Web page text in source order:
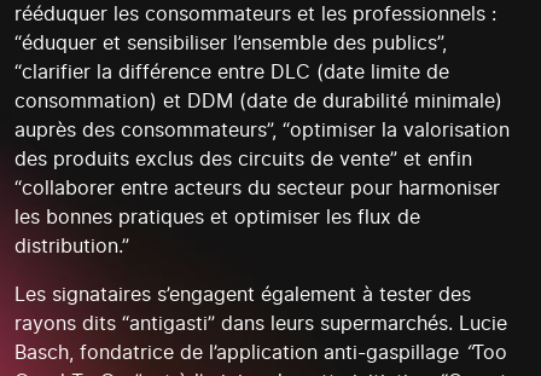
rééduquer les consommateurs et les professionnels :
“éduquer et sensibiliser l’ensemble des publics”,
“clarifier la différence entre DLC (date limite de
consommation) et DDM (date de durabilité minimale)
auprès des consommateurs”, “optimiser la valorisation
des produits exclus des circuits de vente” et enfin
“collaborer entre acteurs du secteur pour harmoniser
les bonnes pratiques et optimiser les flux de
distribution.”
Les signataires s’engagent également à tester des
rayons dits “antigasti” dans leurs supermarchés. Lucie
Basch, fondatrice de l’application anti-gaspillage “Too